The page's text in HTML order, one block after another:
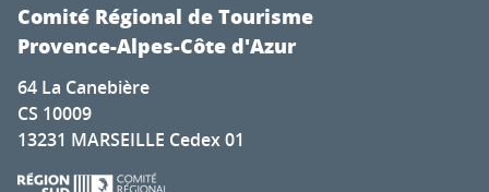
Comité Régional de Tourisme
Provence-Alpes-Côte d'Azur
64 La Canebière
CS 10009
13231 MARSEILLE Cedex 01